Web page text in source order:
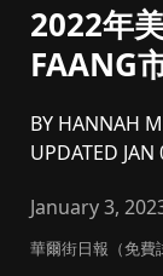
2022年
FAANG
BY HANNAH
UPDATED JAN
January 3,
華爾街日報（免費